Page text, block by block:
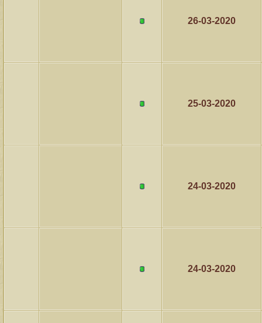
26-03-2020
25-03-2020
24-03-2020
24-03-2020